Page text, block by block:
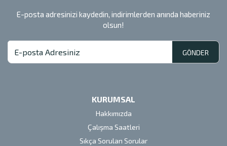
E-posta adresinizi kaydedin, indirimlerden anında haberiniz
olsun!
GÖNDER
KURUMSAL
Hakkımızda
Çalışma Saatleri
Sıkça Sorulan Sorular